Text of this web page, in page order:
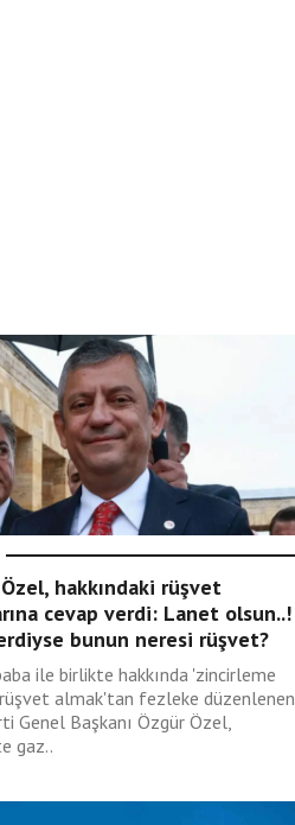
hakkındaki rüşvet
cevap verdi: Lanet olsun..!
bunun neresi rüşvet?
ile birlikte hakkında 'zincirleme
almak'tan fezleke düzenlenen
Genel Başkanı Özgür Özel,
gaz..